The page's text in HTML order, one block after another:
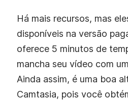
Há mais recursos, mas
disponíveis na versão
oferece 5 minutos de
mancha seu vídeo com
Ainda assim, é uma boa
Camtasia, pois você